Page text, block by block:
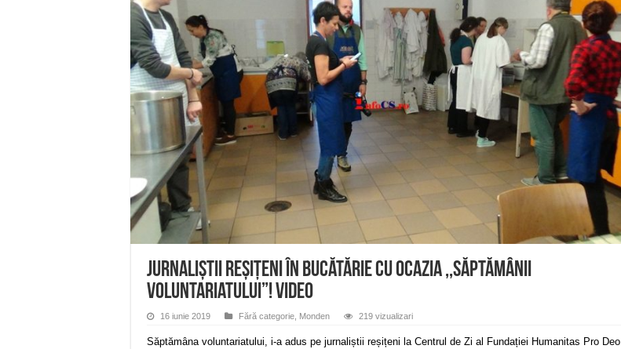
Miresme de lavandă, mentă și flori de vară și râsete de copii la Carașova VIDEO
ANUNȚ OPRIRE APĂ în Reșița – avarie – 04.08.2026 – str. Văliugului și Plastomet
ANUNŢ OPRIRE APĂ în CARANSEBEȘ – 04.08.2026 – avarie – Calea Severinului
ANUNŢ OPRIRE APĂ în CARANSEBEȘ avarie
ANUNȚ OPRIRE APĂ în Reșița, cartier Țerova – avarie – 04.08.2026
Jurnaliștii Reșițeni În Bucătărie Cu Ocazia ,,Săptămânii
Voluntariatului”! VIDEO
16 iunie 2019 Fără categorie Monden 219 vizualizari
Săptămâna voluntariatului, i-a adus pe jurnaliștii reșițeni la Centrul de Zi al Fundației Humanitas Pro Deo